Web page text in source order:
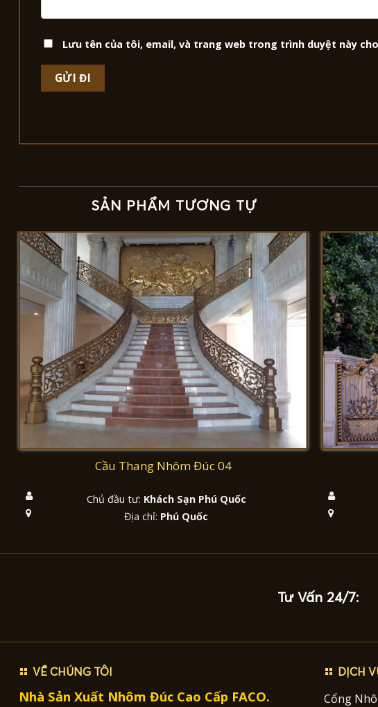
Lưu tên của tôi, email, và trang web trong trình duyệt này
SẢN PHẨM TƯƠNG TỰ
Cầu Thang Nhôm Đúc 04
Chủ đầu tư: Khách Sạn Phú Quốc
Địa chỉ: Phú Quốc
Tư Vấn 24/7:
VỀ CHÚNG TÔI
Nhà Sản Xuất Nhôm Đúc Cao Cấp FACO.
DỊCH
Cổng